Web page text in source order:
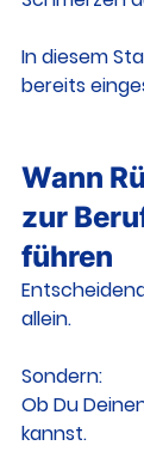
In diesem
bereits
Wann
zur
führen
allein.
Sondern:
Ob Du
kannst.